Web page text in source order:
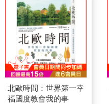
北歐時間：世界第一幸
福國度教會我的事